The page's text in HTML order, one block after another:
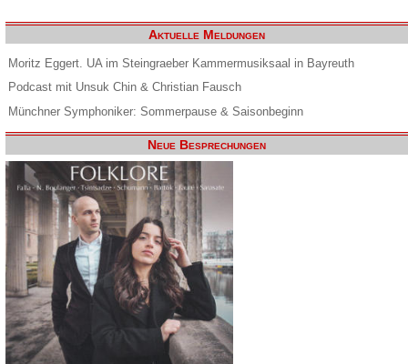
Aktuelle Meldungen
Moritz Eggert. UA im Steingraeber Kammermusiksaal in Bayreuth
Podcast mit Unsuk Chin & Christian Fausch
Münchner Symphoniker: Sommerpause & Saisonbeginn
Neue Besprechungen